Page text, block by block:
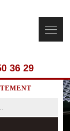
36 29